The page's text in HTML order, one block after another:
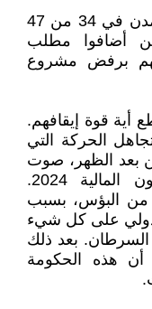
بحلول صباح اليوم، امتلأت شوارع المدن في 34 من 47
أضافوا مطلب
برفض مشروع
أية قوة إيقافهم.
الحركة التي
بعد الظهر، صوت
أعضاء البرلمان على مشروع قانون المالية 2024.
من البؤس، بسبب
على كل شيء
بعد ذلك
هذه الحكومة